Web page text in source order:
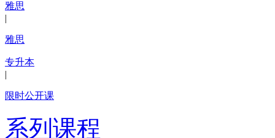
雅思
|
雅思
专升本
|
限时公开课
系列课程